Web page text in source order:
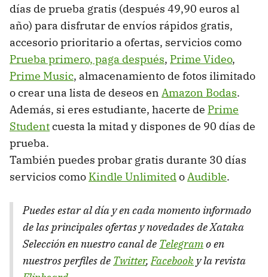
días de prueba gratis (después 49,90 euros al
año) para disfrutar de envíos rápidos gratis,
accesorio prioritario a ofertas, servicios como
Prueba primero, paga después, Prime Video,
Prime Music, almacenamiento de fotos ilimitado
o crear una lista de deseos en Amazon Bodas.
Además, si eres estudiante, hacerte de Prime
Studentcuesta la mitad y dispones de 90 días de
prueba.
También puedes probar gratis durante 30 días
servicios como Kindle UnlimitedoAudible.
Puedes estar al día y en cada momento informado
de las principales ofertas y novedades de Xataka
Selección en nuestro canal de Telegramo en
nuestros perfiles de Twitter,Facebook y la revista